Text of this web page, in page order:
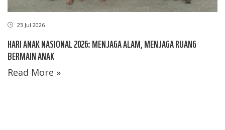
23 Jul 2026
HARI ANAK NASIONAL 2026: MENJAGA ALAM, MENJAGA RUANG
BERMAIN ANAK
Read More »